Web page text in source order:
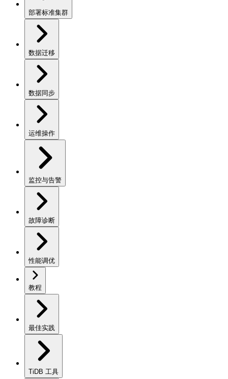
部署标准集群
数据迁移
数据同步
运维操作
监控与告警
故障诊断
性能调优
教程
最佳实践
TiDB 工具